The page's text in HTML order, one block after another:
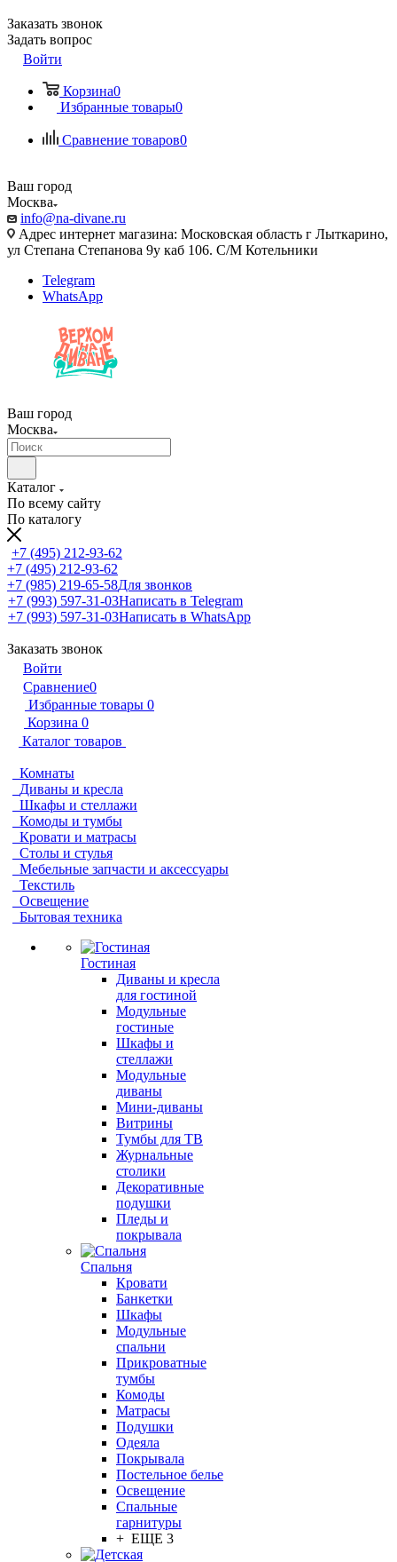
Заказать звонок
Задать вопрос
Войти
Корзина0
Избранные товары0
Сравнение товаров0
Ваш город
Москва
info@na-divane.ru
Адрес интернет магазина: Московская область г Лыткарино,
ул Степана Степанова 9у каб 106. С/М Котельники
Telegram
WhatsApp
Ваш город
Москва
Каталог
По всему сайту
По каталогу
+7 (495) 212-93-62
+7 (495) 212-93-62
+7 (985) 219-65-58Для звонков
+7 (993) 597-31-03Написать в Telegram
+7 (993) 597-31-03Написать в WhatsApp
Заказать звонок
Войти
Сравнение0
Избранные товары 0
Корзина 0
Каталог товаров
Комнаты
Диваны и кресла
Шкафы и стеллажи
Комоды и тумбы
Кровати и матрасы
Столы и стулья
Мебельные запчасти и аксессуары
Текстиль
Освещение
Бытовая техника
Гостиная
Диваны и кресла
для гостиной
Модульные
гостиные
Шкафы и
стеллажи
Модульные
диваны
Мини-диваны
Витрины
Тумбы для ТВ
Журнальные
столики
Декоративные
подушки
Пледы и
покрывала
Спальня
Кровати
Банкетки
Шкафы
Модульные
спальни
Прикроватные
тумбы
Комоды
Матрасы
Подушки
Одеяла
Покрывала
Постельное белье
Освещение
Спальные
гарнитуры
+ ЕЩЕ 3